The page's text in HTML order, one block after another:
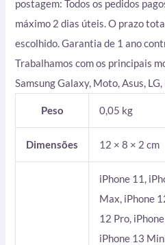
postagem: Todos os pedidos
máximo 2 dias úteis. O prazo
escolhido. Garantia de 1 ano
Trabalhamos com os principais
Samsung Galaxy, Moto, Asus,
Peso 0,05 kg
Dimensões 12 × 8 × 2 cm
iPhone 11,
Max, iPhone
12 Pro,
iPhone 13